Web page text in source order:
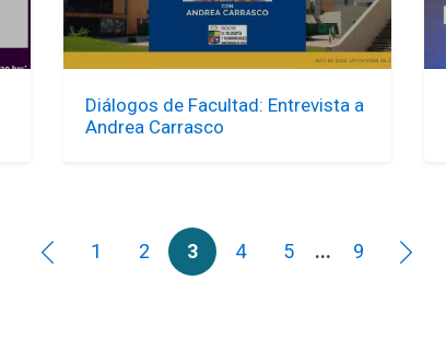
Diálogos de Facultad: Entrevista a
Andrea Carrasco
1 2 3 4 5 ... 9